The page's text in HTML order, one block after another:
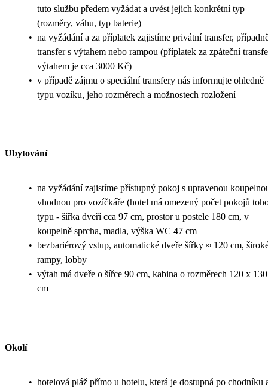
tuto službu předem vyžádat a uvést jejich konkrétní typ
(rozměry, váhu, typ baterie)
• na vyžádání a za příplatek zajistíme privátní transfer,
transfer s výtahem nebo rampou (příplatek za zpáteční
výtahem je cca 3000 Kč)
• v případě zájmu o speciální transfery nás informujte ohledně
typu vozíku, jeho rozměrech a možnostech rozložení
Ubytování
• na vyžádání zajistíme přístupný pokoj s upravenou
vhodnou pro vozíčkáře (hotel má omezený počet pokojů
typu - šířka dveří cca 97 cm, prostor u postele 180 cm, v
koupelně sprcha, madla, výška WC 47 cm
• bezbariérový vstup, automatické dveře šířky ≈ 120 cm,
rampy, lobby
• výtah má dveře o šířce 90 cm, kabina o rozměrech 120 x 130
cm
Okolí
• hotelová pláž přímo u hotelu, která je dostupná po chodníku